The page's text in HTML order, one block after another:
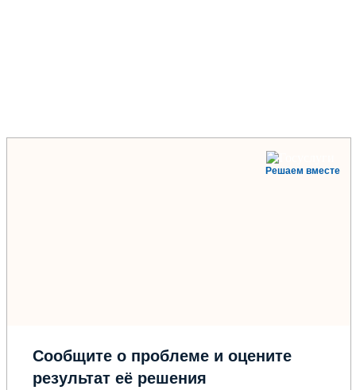
Решаем вместе
Сообщите о проблеме и оцените
результат её решения